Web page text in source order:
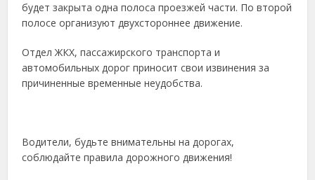
будет закрыта одна полоса проезжей части. По второй
полосе организуют двухстороннее движение.
Отдел ЖКХ, пассажирского транспорта и
автомобильных дорог приносит свои извинения за
причиненные временные неудобства.
Водители, будьте внимательны на дорогах,
соблюдайте правила дорожного движения!